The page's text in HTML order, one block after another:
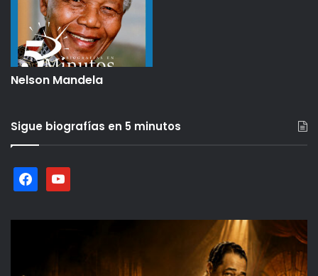
Nelson Mandela
Sigue biografías en 5 minutos
facebookyoutube